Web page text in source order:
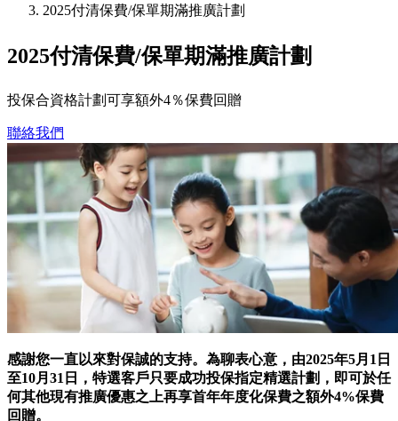
2025付清保費/保單期滿推廣計劃
2025付清保費/保單期滿推廣計劃
投保合資格計劃可享額外4％保費回贈
聯絡我們
感謝您一直以來對保誠的支持。為聊表心意，由2025年5月1日
至10月31日，特選客戶只要成功投保指定精選計劃，即可於任
何其他現有推廣優惠之上再享首年年度化保費之額外4%保費
回贈。